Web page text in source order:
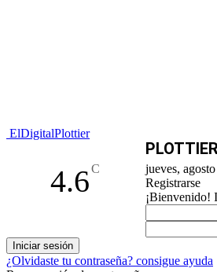
ElDigitalPlottier
4.6C
jueves,
Registrarse
¡Bienvenido!
¿Olvidaste tu contraseña? consigue ayuda